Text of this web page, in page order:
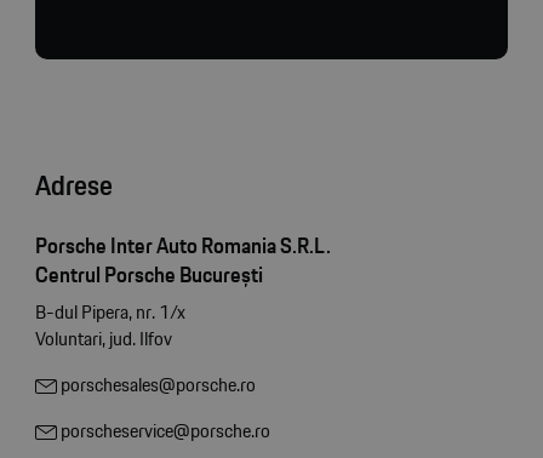
Adrese
Porsche Inter Auto Romania S.R.L.
Centrul Porsche București
B-dul Pipera, nr. 1/x
Voluntari, jud. Ilfov
porschesales@porsche.ro
porscheservice@porsche.ro